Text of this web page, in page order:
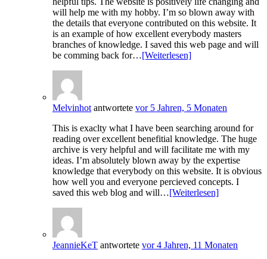
will help me with my hobby. I’m so blown away with
the details that everyone contributed on this website. It
is an example of how excellent everybody masters
branches of knowledge. I saved this web page and will
be comming back for…[Weiterlesen]
Melvinhot antwortete vor 5 Jahren, 5 Monaten
This is exaclty what I have been searching around for
reading over excellent benefitial knowledge. The huge
archive is very helpful and will facilitate me with my
ideas. I’m absolutely blown away by the expertise
knowledge that everybody on this website. It is obvious
how well you and everyone percieved concepts. I
saved this web blog and will…[Weiterlesen]
JeannieKeT antwortete vor 4 Jahren, 11 Monaten